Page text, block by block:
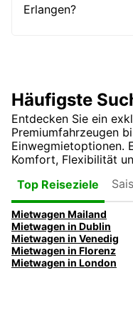
Erlangen?
Häufigste
Entdecken Sie ein
Premiumfahrzeugen
Einwegmietoptionen.
Komfort, Flexibilität
Top Reiseziele
Mietwagen Mailand
Mietwagen in Dublin
Mietwagen in Venedig
Mietwagen in Florenz
Mietwagen in London